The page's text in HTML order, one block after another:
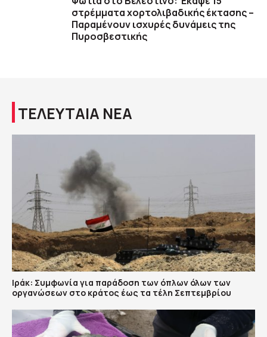
στρέμματα χορτολιβαδικής έκτασης –
Παραμένουν ισχυρές δυνάμεις της
Πυροσβεστικής
ΤΕΛΕΥΤΑΙΑ ΝΕΑ
Ιράκ: Συμφωνία για παράδοση των όπλων όλων των
οργανώσεων στο κράτος έως τα τέλη Σεπτεμβρίου